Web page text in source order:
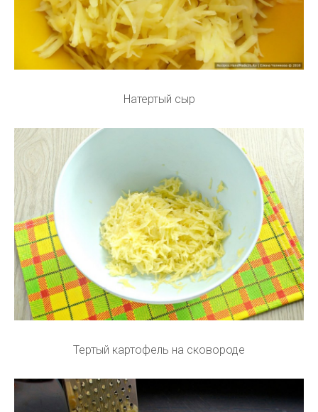
Натертый сыр
Тертый картофель на сковороде